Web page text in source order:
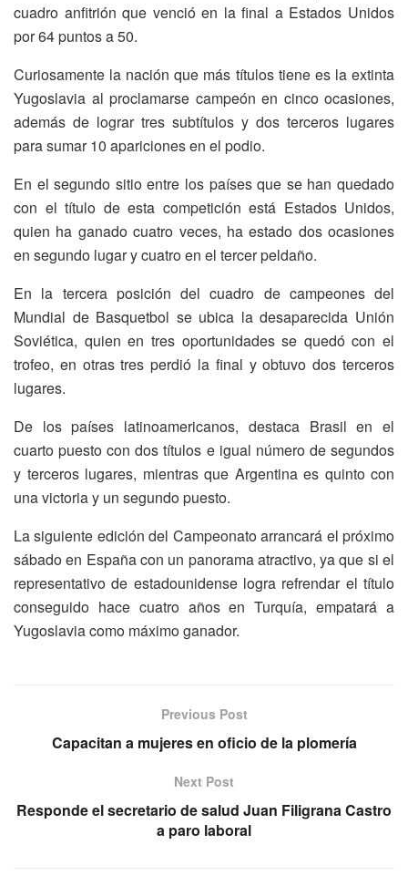
cuadro anfitrión que venció en la final a Estados Unidos
por 64 puntos a 50.
Curiosamente la nación que más títulos tiene es la extinta
Yugoslavia al proclamarse campeón en cinco ocasiones,
además de lograr tres subtítulos y dos terceros lugares
para sumar 10 apariciones en el podio.
En el segundo sitio entre los países que se han quedado
con el título de esta competición está Estados Unidos,
quien ha ganado cuatro veces, ha estado dos ocasiones
en segundo lugar y cuatro en el tercer peldaño.
En la tercera posición del cuadro de campeones del
Mundial de Basquetbol se ubica la desaparecida Unión
Soviética, quien en tres oportunidades se quedó con el
trofeo, en otras tres perdió la final y obtuvo dos terceros
lugares.
De los países latinoamericanos, destaca Brasil en el
cuarto puesto con dos títulos e igual número de segundos
y terceros lugares, mientras que Argentina es quinto con
una victoria y un segundo puesto.
La siguiente edición del Campeonato arrancará el próximo
sábado en España con un panorama atractivo, ya que si el
representativo de estadounidense logra refrendar el título
conseguido hace cuatro años en Turquía, empatará a
Yugoslavia como máximo ganador.
Previous Post
Capacitan a mujeres en oficio de la plomería
Next Post
Responde el secretario de salud Juan Filigrana Castro
a paro laboral